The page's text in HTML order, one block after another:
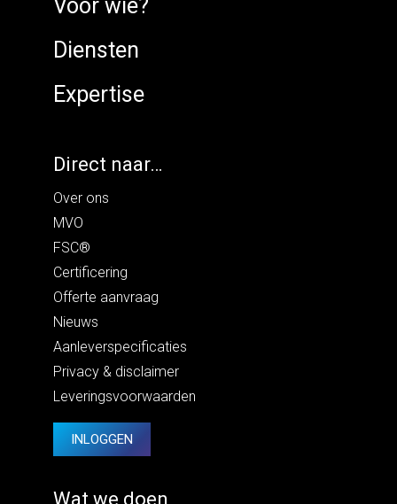
Voor wie?
Diensten
Expertise
Direct naar…
Over ons
MVO
FSC®
Certificering
Offerte aanvraag
Nieuws
Aanleverspecificaties
Privacy & disclaimer
Leveringsvoorwaarden
INLOGGEN
Wat we doen